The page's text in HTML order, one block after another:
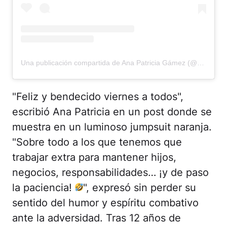
Una publicación compartida de Ana Patricia Gámez (@anapatriciatv)
"Feliz y bendecido viernes a todos",
escribió Ana Patricia en un post donde se
muestra en un luminoso jumpsuit naranja.
"Sobre todo a los que tenemos que
trabajar extra para mantener hijos,
negocios, responsabilidades… ¡y de paso
la paciencia!
", expresó sin perder su
sentido del humor y espíritu combativo
ante la adversidad. Tras 12 años de